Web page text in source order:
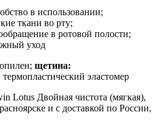
в использовании;
ткани во рту;
в ротовой полости;
уход
щетина:
эластомер
Lotus Двойная чистота (мягкая),
и с доставкой по России,